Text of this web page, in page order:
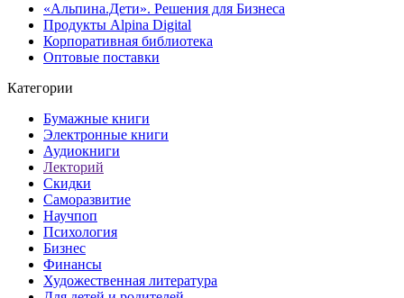
«Альпина.Дети». Решения для Бизнеса
Продукты Alpina Digital
Корпоративная библиотека
Оптовые поставки
Категории
Бумажные книги
Электронные книги
Аудиокниги
Лекторий
Скидки
Саморазвитие
Научпоп
Психология
Бизнес
Финансы
Художественная литература